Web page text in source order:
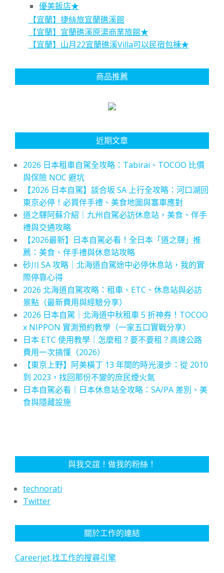
優美飯店★
【宜蘭】捷絲旅宜蘭礁溪館
【宜蘭】宜蘭礁溪原湯商業旅館★
【宜蘭】山月22宜蘭礁溪Villa可以民宿包棟★
商品推薦
近期文章
2026 日本租車自駕全攻略：Tabirai、TOCOO 比價
與保險 NOC 避坑
【2026 日本自駕】談合坂 SA 上行全攻略：河口湖回
東京必停！必買伴手禮、美食地圖與塞車應對
道之驛阿蘇介紹｜九州自駕必訪休息站，美食、伴手
禮與交通攻略
【2026最新】日本自駕必看！全日本「道之驛」推
薦：美食、伴手禮與休息站攻略
砂川 SA 攻略｜北海道自駕途中必停休息站，我的實
際停靠心得
2026 北海道自駕攻略：租車、ETC、休息站與必訪
景點（最新費用與經驗分享）
2026 日本自駕｜北海道中秋租車 5 折神券！TOCOO
x NIPPON 實測預約教學（一家五口實戰分享）
日本 ETC 使用教學｜怎麼租？要不要租？高速公路
費用一次搞懂（2026）
【東京上野】阿美橫丁 13 年間的時光漫步：從 2010
到 2023，找回那份不變的庶民煙火氣
日本自駕必看｜日本休息站全攻略：SA/PA 差別、美
食與隱藏設施
與我交誼！做我的粉絲！
technorati
Twitter
關於工作的連結
Careerjet,找工作的搜尋引擎